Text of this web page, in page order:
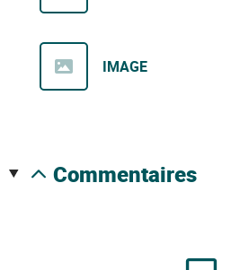
IMAGE
commentaires